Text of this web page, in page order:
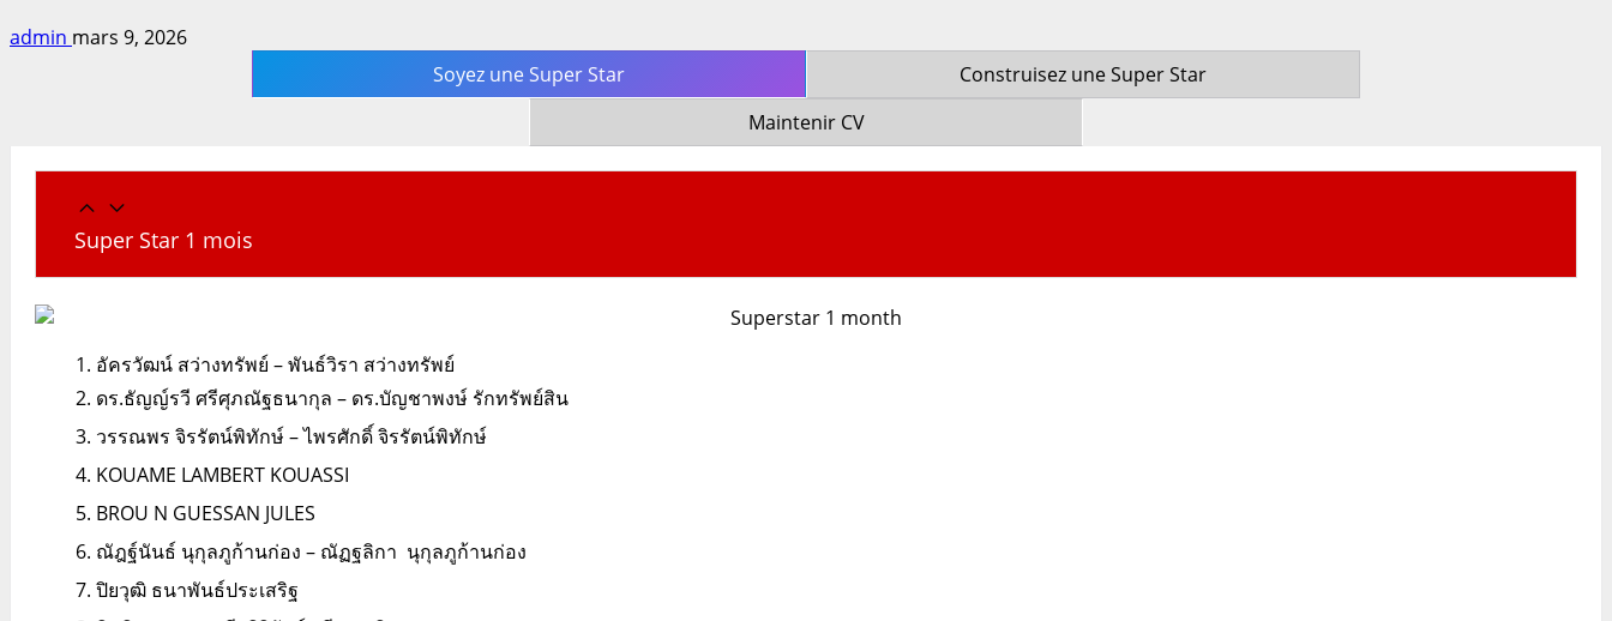
admin mars 9, 2026
Soyez une Super Star
Construisez une Super Star
Maintenir CV
Super Star 1 mois
อัครวัฒน์ สว่างทรัพย์ – พันธ์วิรา สว่างทรัพย์
ดร.ธัญญ์รวี ศรีศุภณัฐธนากุล – ดร.บัญชาพงษ์ รักทรัพย์สิน
วรรณพร จิรรัตน์พิทักษ์ – ไพรศักดิ์ จิรรัตน์พิทักษ์
KOUAME LAMBERT KOUASSI
BROU N GUESSAN JULES
ณัฎฐ์นันธ์ นุกุลภูก้านก่อง – ณัฏฐลิกา นุกุลภูก้านก่อง
ปิยวุฒิ ธนาพันธ์ประเสริฐ